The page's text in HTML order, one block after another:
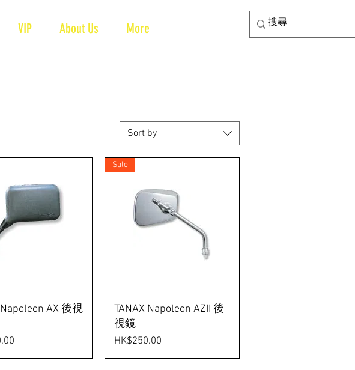
VIP About Us More
Sort by
AX 後視
Sale
TANAX Napoleon AZII 後
視鏡
Price
HK$250.00